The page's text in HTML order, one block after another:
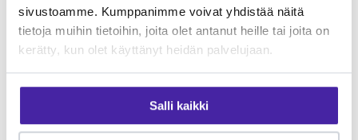
sivustoamme. Kumppanimme voivat yhdistää näitä
tietoja muihin tietoihin, joita olet antanut heille tai joita on
kerätty, kun olet käyttänyt heidän palvelujaan.
Salli kaikki